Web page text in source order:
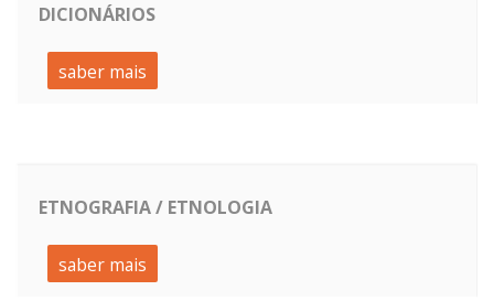
DICIONÁRIOS
saber mais
ETNOGRAFIA / ETNOLOGIA
saber mais